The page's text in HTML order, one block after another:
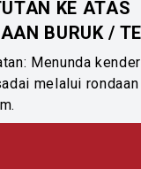
KE ATAS
BURUK /
Menunda
melalui rondaan